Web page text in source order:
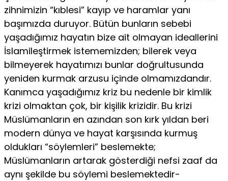
zihnimizin “kıblesi” kayıp ve haramlar yanı
başımızda duruyor. Bütün bunların sebebi
yaşadığımız hayatın bize ait olmayan ideallerini
İslamileştirmek istememizden; bilerek veya
bilmeyerek hayatımızı bunlar doğrultusunda
yeniden kurmak arzusu içinde olmamızdandır.
Kanımca yaşadığımız kriz bu nedenle bir kimlik
krizi olmaktan çok, bir kişilik krizidir. Bu krizi
Müslüman­ların en azından son kırk yıldan beri
modern dünya ve hayat karşı­sında kurmuş
oldukları “söylemleri” beslemekte;
Müslümanların ar­tarak gösterdiği nefsi zaaf da
aynı şekilde bu söylemi beslemektedir-